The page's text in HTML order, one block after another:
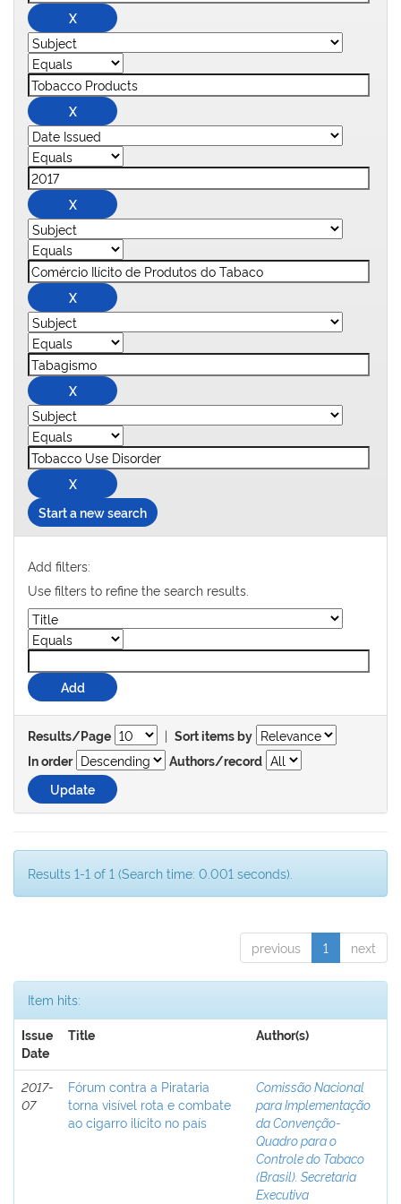
Start a new search
Add filters:
Use filters to refine the search results.
Results/Page | Sort items by
In order
Authors/record
Results 1-1 of 1 (Search time: 0.001 seconds).
previous 1 next
Item hits:
Issue
Date
Title Author(s)
2017-
07
Fórum contra a Pirataria
torna visível rota e combate
ao cigarro ilícito no país
Comissão Nacional
para Implementação
da Convenção-
Quadro para o
Controle do Tabaco
(Brasil). Secretaria
Executiva